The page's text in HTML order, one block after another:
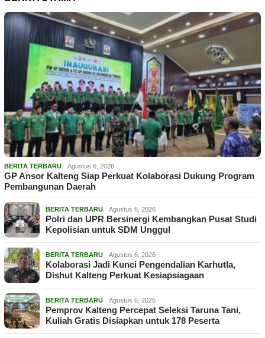
BERITA TERBARU Agustus 6, 2026
GP Ansor Kalteng Siap Perkuat Kolaborasi Dukung Program
Pembangunan Daerah
BERITA TERBARU Agustus 6, 2026
Polri dan UPR Bersinergi Kembangkan Pusat Studi
Kepolisian untuk SDM Unggul
BERITA TERBARU Agustus 6, 2026
Kolaborasi Jadi Kunci Pengendalian Karhutla,
Dishut Kalteng Perkuat Kesiapsiagaan
BERITA TERBARU Agustus 6, 2026
Pemprov Kalteng Percepat Seleksi Taruna Tani,
Kuliah Gratis Disiapkan untuk 178 Peserta